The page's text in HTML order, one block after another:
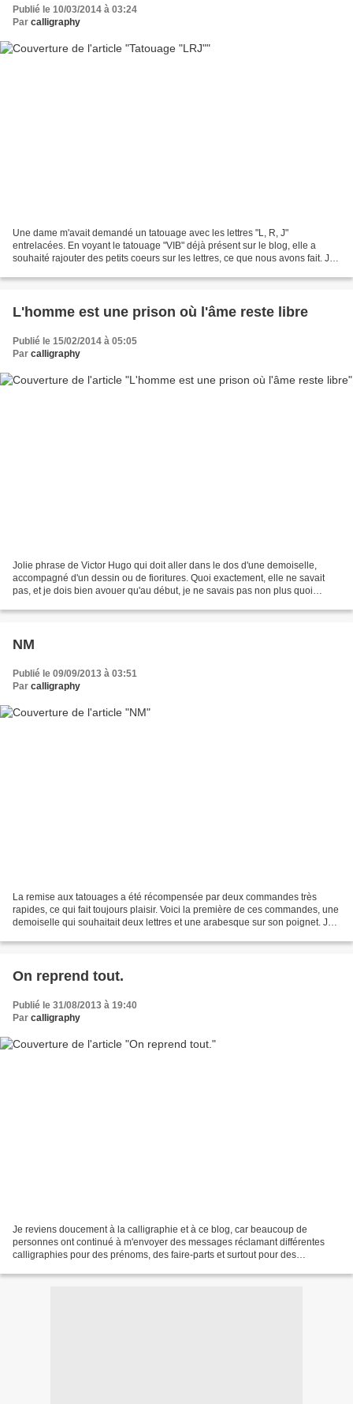
Publié le 10/03/2014 à 03:24
Par calligraphy
Une dame m'avait demandé un tatouage avec les lettres "L, R, J"
entrelacées. En voyant le tatouage "VIB" déjà présent sur le blog, elle a
souhaité rajouter des petits coeurs sur les lettres, ce que nous avons fait. Je
L'homme est une prison où l'âme reste libre
Publié le 15/02/2014 à 05:05
Par calligraphy
Jolie phrase de Victor Hugo qui doit aller dans le dos d'une demoiselle,
accompagné d'un dessin ou de fioritures. Quoi exactement, elle ne savait
pas, et je dois bien avouer qu'au début, je ne savais pas non plus quoi
NM
Publié le 09/09/2013 à 03:51
Par calligraphy
La remise aux tatouages a été récompensée par deux commandes très
rapides, ce qui fait toujours plaisir. Voici la première de ces commandes, une
demoiselle qui souhaitait deux lettres et une arabesque sur son poignet. Je
On reprend tout.
Publié le 31/08/2013 à 19:40
Par calligraphy
Je reviens doucement à la calligraphie et à ce blog, car beaucoup de
personnes ont continué à m'envoyer des messages réclamant différentes
calligraphies pour des prénoms, des faire-parts et surtout pour des